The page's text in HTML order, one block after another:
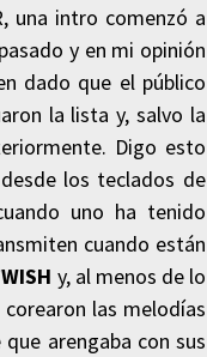
una intro comenzó a
y en mi opinión
dado que el público
la lista y, salvo la
Digo esto
los teclados de
uno ha tenido
cuando están
y, al menos de lo
las melodías
arengaba con sus